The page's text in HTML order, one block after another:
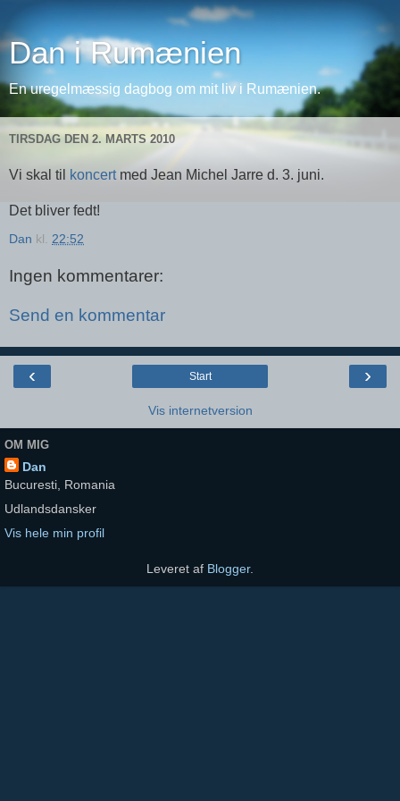
Dan i Rumænien
En uregelmæssig dagbog om mit liv i Rumænien.
TIRSDAG DEN 2. MARTS 2010
Vi skal til koncertmed Jean Michel Jarre d. 3. juni.
Det bliver fedt!
Dan kl. 22:52
Ingen kommentarer:
Send en kommentar
‹ ›
Start
Vis internetversion
OM MIG
Dan
Bucuresti, Romania
Udlandsdansker
Vis hele min profil
Leveret af Blogger.